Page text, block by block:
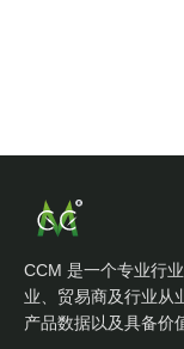
CCM 是一个专业行
业、贸易商及行业从
产品数据以及具备价